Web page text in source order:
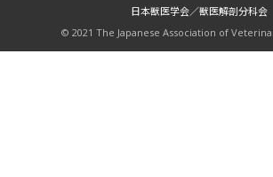
日本獣医学会／獣医解剖分科会
© 2021 The Japanese Association of